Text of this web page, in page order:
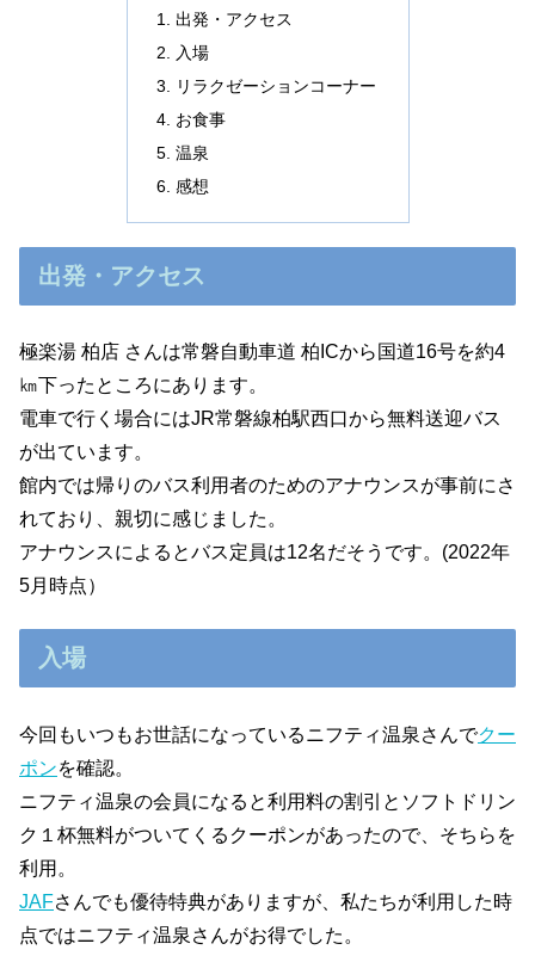
出発・アクセス
入場
リラクゼーションコーナー
お食事
温泉
感想
出発・アクセス
極楽湯 柏店 さんは常磐自動車道 柏ICから国道16号を約4
㎞下ったところにあります。
電車で行く場合にはJR常磐線柏駅西口から無料送迎バス
が出ています。
館内では帰りのバス利用者のためのアナウンスが事前にさ
れており、親切に感じました。
アナウンスによるとバス定員は12名だそうです。(2022年
5月時点）
入場
今回もいつもお世話になっているニフティ温泉さんでクー
ポンを確認。
ニフティ温泉の会員になると利用料の割引とソフトドリン
ク１杯無料がついてくるクーポンがあったので、そちらを
利用。
JAFさんでも優待特典がありますが、私たちが利用した時
点ではニフティ温泉さんがお得でした。